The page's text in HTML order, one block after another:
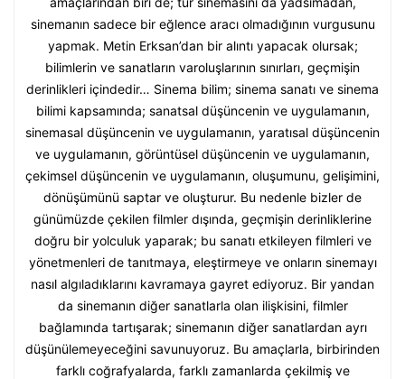
sinemanın sadece bir eğlence aracı olmadığının vurgusunu
yapmak. Metin Erksan’dan bir alıntı yapacak olursak;
bilimlerin ve sanatların varoluşlarının sınırları, geçmişin
derinlikleri içindedir… Sinema bilim; sinema sanatı ve sinema
bilimi kapsamında; sanatsal düşüncenin ve uygulamanın,
sinemasal düşüncenin ve uygulamanın, yaratısal düşüncenin
ve uygulamanın, görüntüsel düşüncenin ve uygulamanın,
çekimsel düşüncenin ve uygulamanın, oluşumunu, gelişimini,
dönüşümünü saptar ve oluşturur. Bu nedenle bizler de
günümüzde çekilen filmler dışında, geçmişin derinliklerine
doğru bir yolculuk yaparak; bu sanatı etkileyen filmleri ve
yönetmenleri de tanıtmaya, eleştirmeye ve onların sinemayı
nasıl algıladıklarını kavramaya gayret ediyoruz. Bir yandan
da sinemanın diğer sanatlarla olan ilişkisini, filmler
bağlamında tartışarak; sinemanın diğer sanatlardan ayrı
düşünülemeyeceğini savunuyoruz. Bu amaçlarla, birbirinden
farklı coğrafyalarda, farklı zamanlarda çekilmiş ve